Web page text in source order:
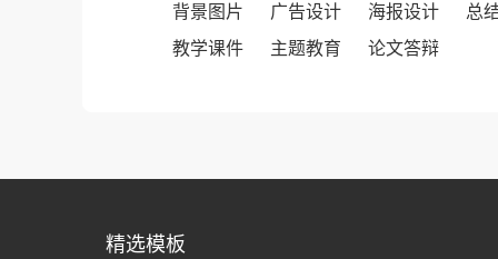
背景图片
广告设计 海报设计
总
教学课件
主题教育 论文答辩
精选模板